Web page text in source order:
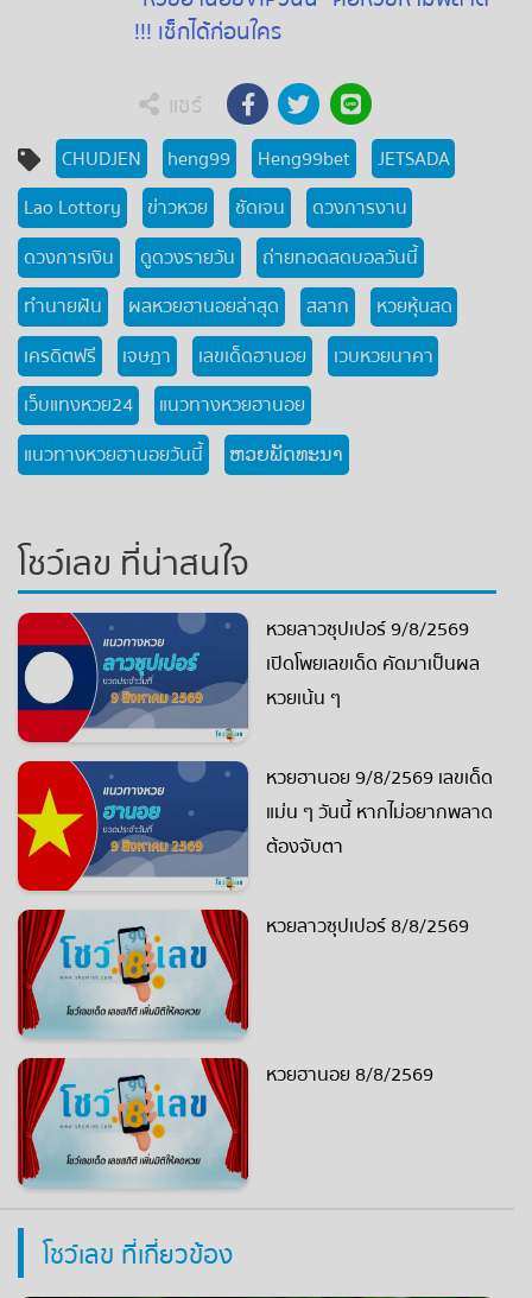
!!! เช็กได้ก่อนใคร
แชร์
CHUDJEN heng99 Heng99bet
JETSADA
Lao Lottory
ข่าวหวย ชัดเจน
ดวงการงาน
ดวงการเงิน
ดูดวงรายวัน
ถ่ายทอดสดบอลวันนี้
ทำนายฝัน
ผลหวยฮานอยล่าสุด สลาก
หวยหุ้นสด
เครดิตฟรี
เจษฎา เลขเด็ดฮานอย
เวบหวยนาคา
เว็บแทงหวย24
แนวทางหวยฮานอย
แนวทางหวยฮานอยวันนี้
ຫວຍພັດທະນາ
โชว์เลข ที่น่าสนใจ
หวยลาวซุปเปอร์ 9/8/2569
เปิดโพยเลขเด็ด คัดมาเป็นผล
หวยเน้น ๆ
หวยฮานอย 9/8/2569 เลขเด็ด
แม่น ๆ วันนี้ หากไม่อยากพลาด
ต้องจับตา
หวยลาวซุปเปอร์ 8/8/2569
หวยฮานอย 8/8/2569
โชว์เลข ที่เกี่ยวข้อง